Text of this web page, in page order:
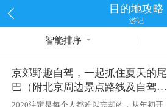
目的地攻略
游记
智能排序
京郊野趣自驾，一起抓住夏天的尾
巴（附北京周边景点路线及自驾攻
略）
2020注定是每个人都难以忘却的，从年初开